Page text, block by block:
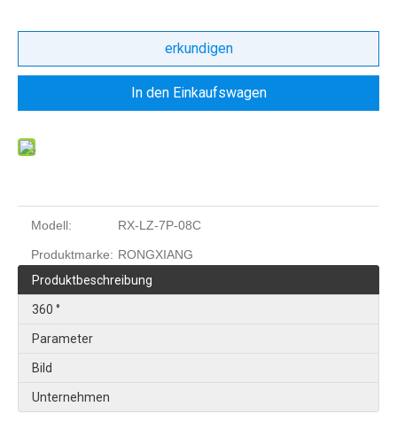
erkundigen
In den Einkaufswagen
Modell: RX-LZ-7P-08C
Produktmarke: RONGXIANG
Produktbeschreibung
360 °
Parameter
Bild
Unternehmen